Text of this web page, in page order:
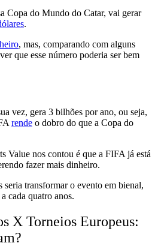
Copa do Mundo do Catar, vai gerar
.
, mas, comparando com alguns
que esse número poderia ser bem
vez, gera 3 bilhões por ano, ou seja,
rende o dobro do que a Copa do
Value nos contou é que a FIFA já está
fazer mais dinheiro.
seria transformar o evento em bienal,
cada quatro anos.
X Torneios Europeus: